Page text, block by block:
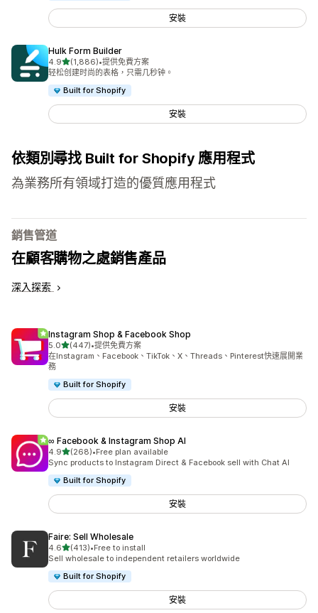
安裝
Hulk Form Builder
4.9滿分 5 顆星
(1,886)
共有 1886 則評價
•提供免費方案
轻松创建时尚的表格，只需几秒钟。
Built for Shopify
安裝
依類別尋找 Built for Shopify 應用程式
為業務所有領域打造的優質應用程式
銷售管道
在顧客購物之處銷售產品
深入探索
Instagram Shop & Facebook Shop
5.0滿分 5 顆星
(447)
共有 447 則評價
•提供免費方案
在Instagram、Facebook、TikTok、X、Threads、Pinterest快速展開業
務
Built for Shopify
安裝
∞ Facebook & Instagram Shop AI
4.9滿分 5 顆星
(268)
共有 268 則評價
•Free plan available
Sync products to Instagram Direct & Facebook sell with Chat AI
Built for Shopify
安裝
Faire: Sell Wholesale
4.6滿分 5 顆星
(413)
共有 413 則評價
•Free to install
Sell wholesale to independent retailers worldwide
Built for Shopify
安裝